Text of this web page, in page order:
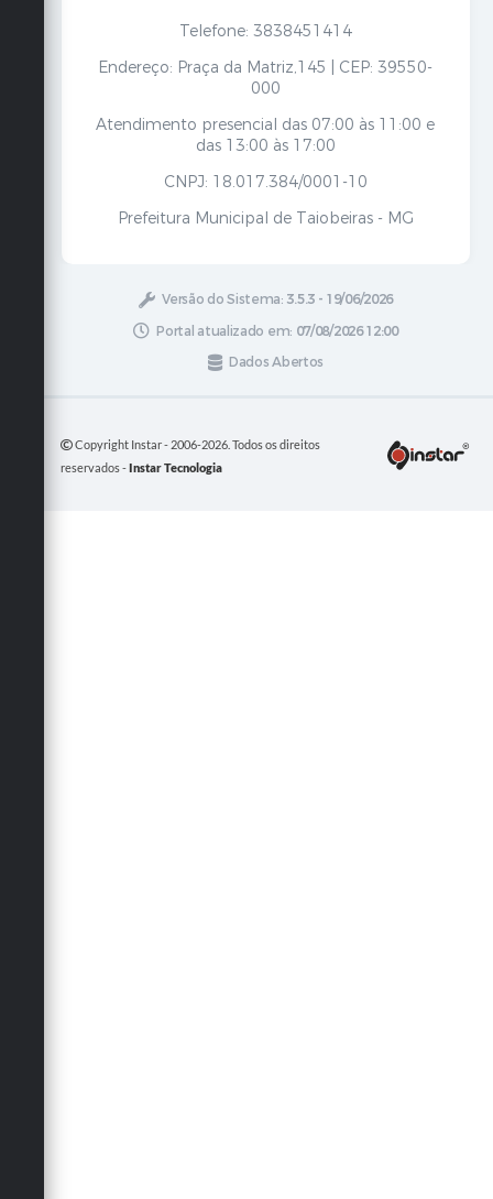
Telefone: 3838451414
Endereço: Praça da Matriz,145 | CEP: 39550-
000
Atendimento presencial das 07:00 às 11:00 e
das 13:00 às 17:00
CNPJ: 18.017.384/0001-10
Prefeitura Municipal de Taiobeiras - MG
Versão do Sistema: 3.5.3 - 19/06/2026
Portal atualizado em: 07/08/2026 12:00
Dados Abertos
Copyright Instar - 2006-2026. Todos os direitos
reservados -Instar Tecnologia